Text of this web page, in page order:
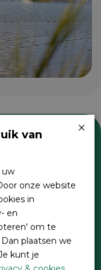
×
van
uw
onze website
in
en
om te
plaatsen we
kunt je